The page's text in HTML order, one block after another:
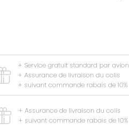
+ Service gratuit standard par avion
+ Assurance de livraison du colis
+ suivant commande rabais de 10%
+ Assurance de livraison du colis
+ suivant commande rabais de 10%